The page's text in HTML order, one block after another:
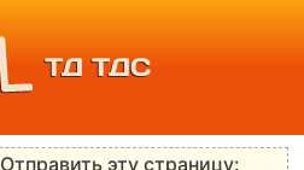
ТД ТДС
Отправить эту страницу: